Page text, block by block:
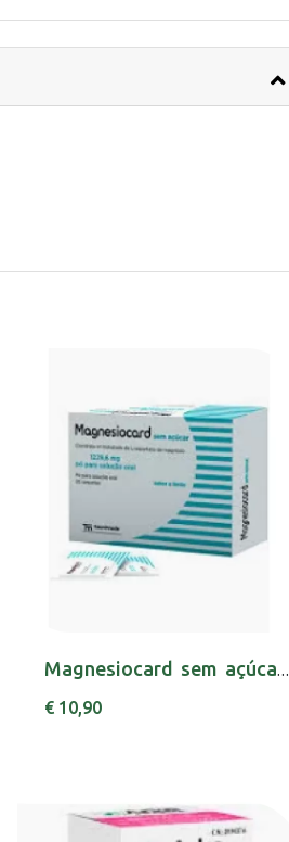
Magnesiocard sem açúcar , 1229.6 mg 20 Saquet...
€ 10,90